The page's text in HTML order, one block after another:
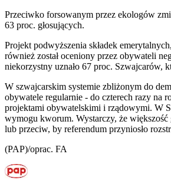
Przeciwko forsowanym przez ekologów
63 proc. głosujących.
Projekt podwyższenia składek
również został oceniony przez obywateli
niekorzystny uznało 67 proc. Szwajcarów,
W szwajcarskim systemie zbliżonym do
obywatele regularnie - do czterech razy na
projektami obywatelskimi i rządowymi. W
wymogu kworum. Wystarczy, że większość
lub przeciw, by referendum przyniosło
(PAP)/oprac. FA